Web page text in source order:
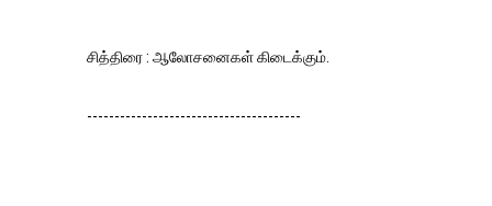
சித்திரை : ஆலோசனைகள் கிடைக்கும்.
---------------------------------------